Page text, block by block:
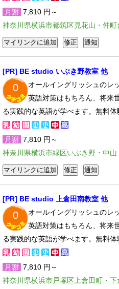
月謝 7,810 円～
神奈川県横浜市都筑区見花山・仲
[PR] BE studio いぶき野教室 他
0
オールイングリッシュのレ
英語対策はもちろん、将来
る実践的な英語が学べます。無料体
月謝 7,810 円～
神奈川県横浜市緑区いぶき野・中山
[PR] BE studio 上倉田南教室 他
0
オールイングリッシュのレ
英語対策はもちろん、将来
る実践的な英語が学べます。無料体
月謝 7,810 円～
神奈川県横浜市戸塚区上倉田町・